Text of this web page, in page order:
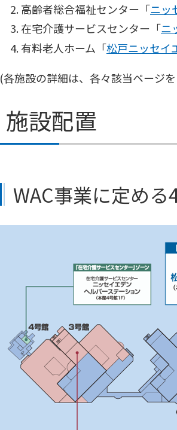
高齢者総合福祉センター「ニッ
在宅介護サービスセンター「ニ
有料老人ホーム「松戸ニッセイ
(各施設の詳細は、各々該当ページ
施設配置
WAC事業に定める